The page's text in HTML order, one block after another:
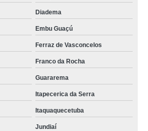
Diadema
Embu Guaçú
Ferraz de Vasconcelos
Franco da Rocha
Guararema
Itapecerica da Serra
Itaquaquecetuba
Jundiaí